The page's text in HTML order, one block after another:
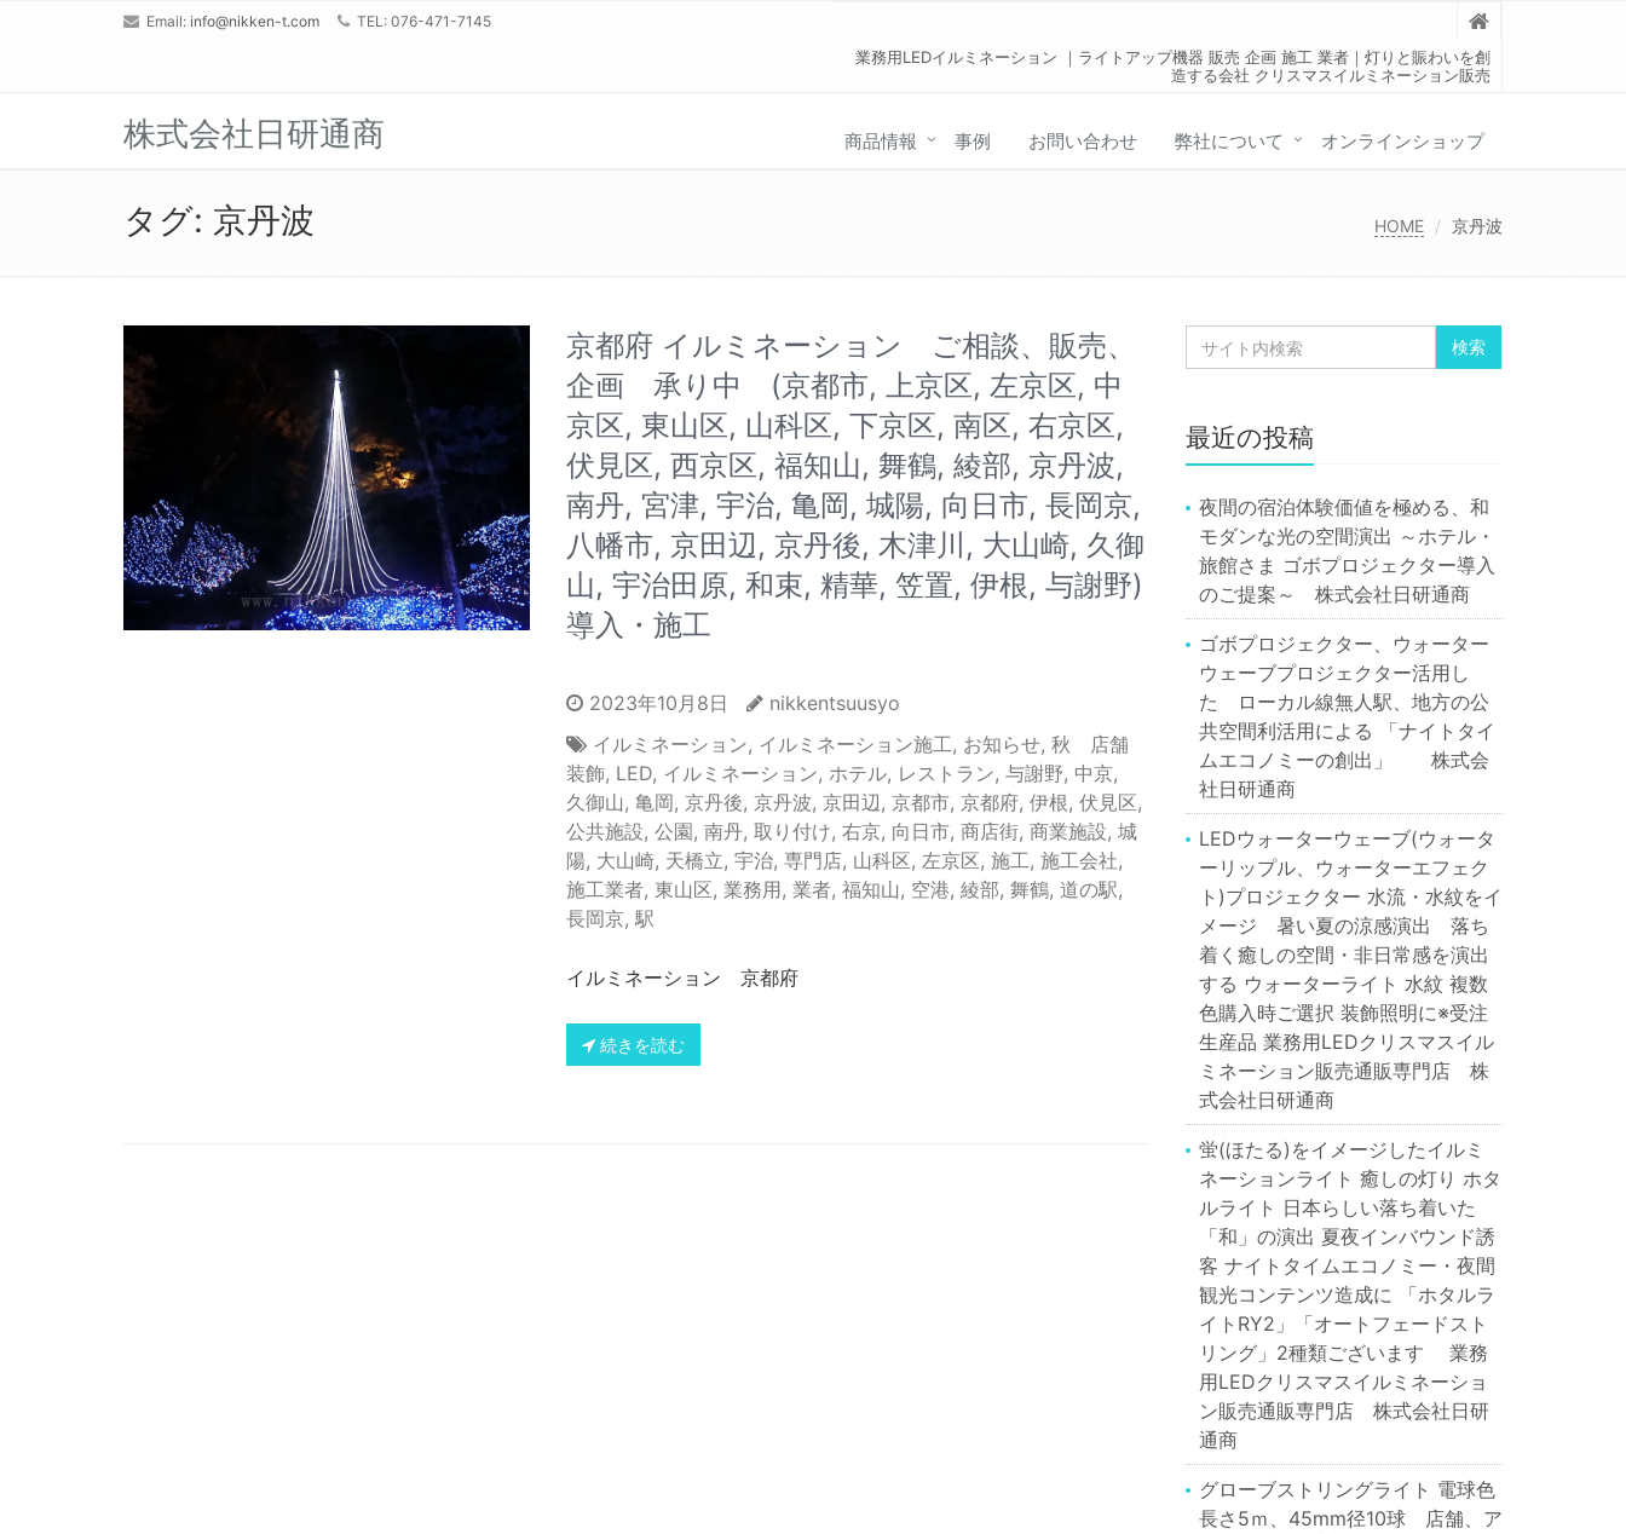
Email: info@nikken-t.com TEL: 076-471-7145
業務用LEDイルミネーション ｜ライトアップ機器 販売 企画 施工 業者｜灯りと賑わいを創
造する会社 クリスマスイルミネーション販売
株式会社日研通商 商品情報 事例 お問い合わせ 弊社について オンラインショップ
タグ: 京丹波 HOME 京丹波
京都府 イルミネーション ご相談、販売、
企画 承り中 (京都市, 上京区, 左京区, 中
京区, 東山区, 山科区, 下京区, 南区, 右京区,
伏見区, 西京区, 福知山, 舞鶴, 綾部, 京丹波,
南丹, 宮津, 宇治, 亀岡, 城陽, 向日市, 長岡京,
八幡市, 京田辺, 京丹後, 木津川, 大山崎, 久御
山, 宇治田原, 和束, 精華, 笠置, 伊根, 与謝野)
導入・施工
2023年10月8日
nikkentsuusyo
イルミネーション, イルミネーション施工, お知らせ, 秋 店舗
装飾, LED, イルミネーション, ホテル, レストラン, 与謝野, 中京,
久御山, 亀岡, 京丹後, 京丹波, 京田辺, 京都市, 京都府, 伊根, 伏見区,
公共施設, 公園, 南丹, 取り付け, 右京, 向日市, 商店街, 商業施設, 城
陽, 大山崎, 天橋立, 宇治, 専門店, 山科区, 左京区, 施工, 施工会社,
施工業者, 東山区, 業務用, 業者, 福知山, 空港, 綾部, 舞鶴, 道の駅,
長岡京,駅
イルミネーション 京都府
続きを読む
最近の投稿
夜間の宿泊体験価値を極める、和
モダンな光の空間演出 ～ホテル・
旅館さま ゴボプロジェクター導入
のご提案～ 株式会社日研通商
ゴボプロジェクター、ウォーター
ウェーブプロジェクター活用し
た ローカル線無人駅、地方の公
共空間利活用による 「ナイトタイ
ムエコノミーの創出」 株式会
社日研通商
LEDウォーターウェーブ(ウォータ
ーリップル、ウォーターエフェク
ト)プロジェクター 水流・水紋をイ
メージ 暑い夏の涼感演出 落ち
着く癒しの空間・非日常感を演出
する ウォーターライト 水紋 複数
色購入時ご選択 装飾照明に※受注
生産品 業務用LEDクリスマスイル
ミネーション販売通販専門店 株
式会社日研通商
蛍(ほたる)をイメージしたイルミ
ネーションライト 癒しの灯り ホタ
ルライト 日本らしい落ち着いた
「和」の演出 夏夜インバウンド誘
客 ナイトタイムエコノミー・夜間
観光コンテンツ造成に 「ホタルラ
イトRY2」「オートフェードスト
リング」2種類ございます 業務
用LEDクリスマスイルミネーショ
ン販売通販専門店 株式会社日研
通商
グローブストリングライト 電球色
長さ5ｍ、45mm径10球 店舗、ア